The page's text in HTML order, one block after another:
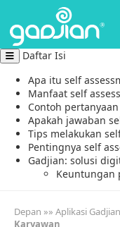
Daftar Isi
Apa itu self
Manfaat self
Contoh
Apakah jawaban
Tips melakukan
Pentingnya self
Gadjian: solusi
Keuntungan
Depan »» Aplikasi Gadjian
Karyawan